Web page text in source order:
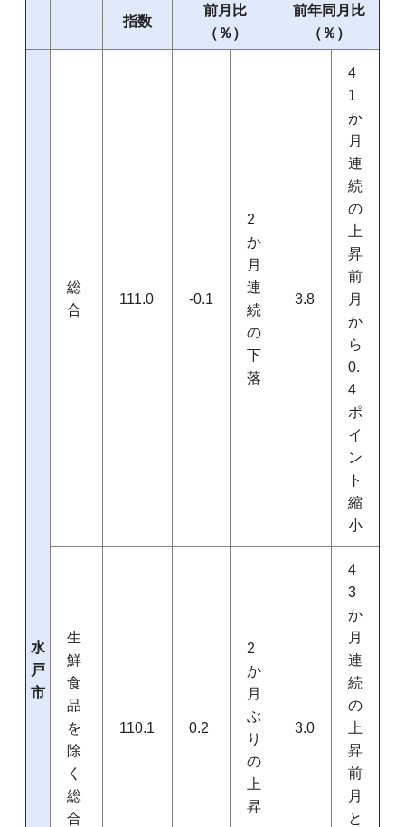
指数
前月比
（％）
前年同月比
（％）
水
戸
市
総
合
111.0 -0.1
2
か
月
連
続
の
下
落
3.8
4
1
か
月
連
続
の
上
昇
前
月
か
ら
0.
4
ポ
イ
ン
ト
縮
小
生
鮮
食
品
を
除
く
総
合
110.1 0.2
2
か
月
ぶ
り
の
上
昇
3.0
4
3
か
月
連
続
の
上
昇
前
月
と